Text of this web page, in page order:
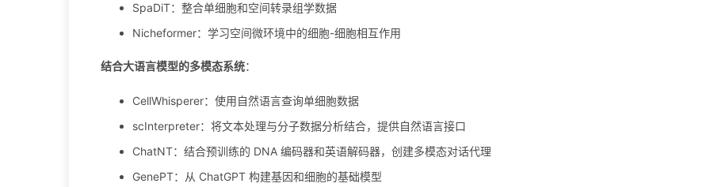
SpaDiT：整合单细胞和空间转录组学数据
Nicheformer：学习空间微环境中的细胞-细胞相互作用
结合大语言模型的多模态系统：
CellWhisperer：使用自然语言查询单细胞数据
scInterpreter：将文本处理与分子数据分析结合，提供自然语言接口
ChatNT：结合预训练的 DNA 编码器和英语解码器，创建多模态对话代理
GenePT：从 ChatGPT 构建基因和细胞的基础模型